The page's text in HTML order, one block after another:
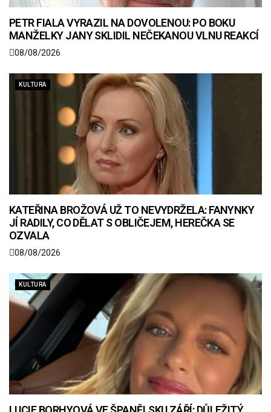
PETR FIALA VYRAZIL NA DOVOLENOU: PO BOKU
MANŽELKY JANY SKLIDIL NEČEKANOU VLNU REAKCÍ
08/08/2026
KULTURA
KATEŘINA BROŽOVÁ UŽ TO NEVYDRŽELA: FANYNKY
JÍ RADILY, CO DĚLAT S OBLIČEJEM, HEREČKA SE
OZVALA
08/08/2026
KULTURA